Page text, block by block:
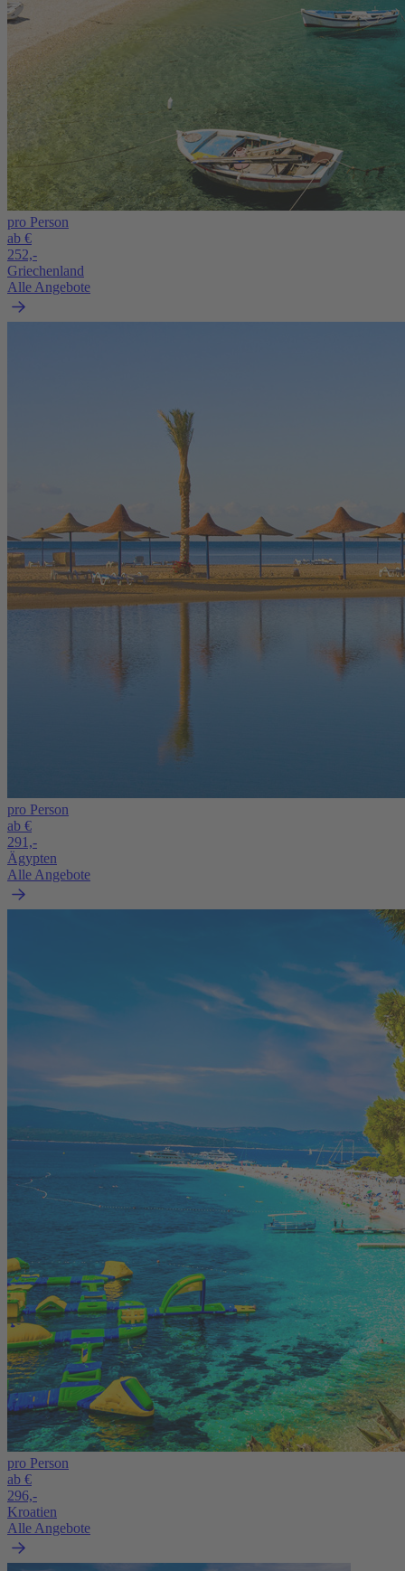
pro Person
ab €
252,-
Griechenland
Alle Angebote
pro Person
ab €
291,-
Ägypten
Alle Angebote
pro Person
ab €
296,-
Kroatien
Alle Angebote